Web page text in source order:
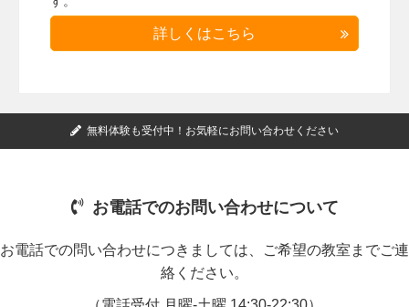
詳しくはこちら
無料体験も受付中！お気軽にお問い合わせください
お電話でのお問い合わせについて
お電話での問い合わせにつきましては、ご希望の教室までご連
絡ください。